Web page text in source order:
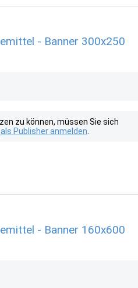
- Banner 300x250
zu können, müssen Sie sich
als Publisher anmelden
- Banner 160x600